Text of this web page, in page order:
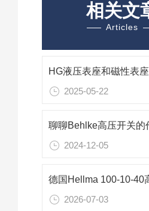
相关文
Articles
2025-05-22
聊聊Behlke高压开关的
2024-12-05
2026-07-03